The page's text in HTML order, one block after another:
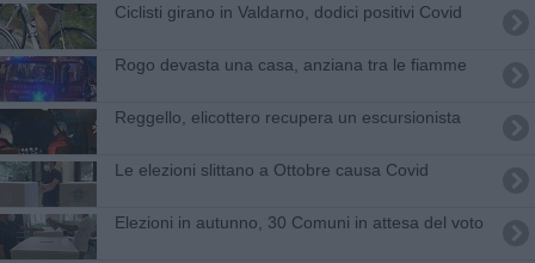
Ciclisti girano in Valdarno, dodici positivi Covid
Rogo devasta una casa, anziana tra le fiamme
Reggello, elicottero recupera un escursionista
Le elezioni slittano a Ottobre causa Covid
Elezioni in autunno, 30 Comuni in attesa del voto